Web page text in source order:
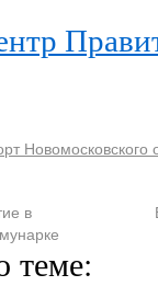
Новомосковского
в
теме: